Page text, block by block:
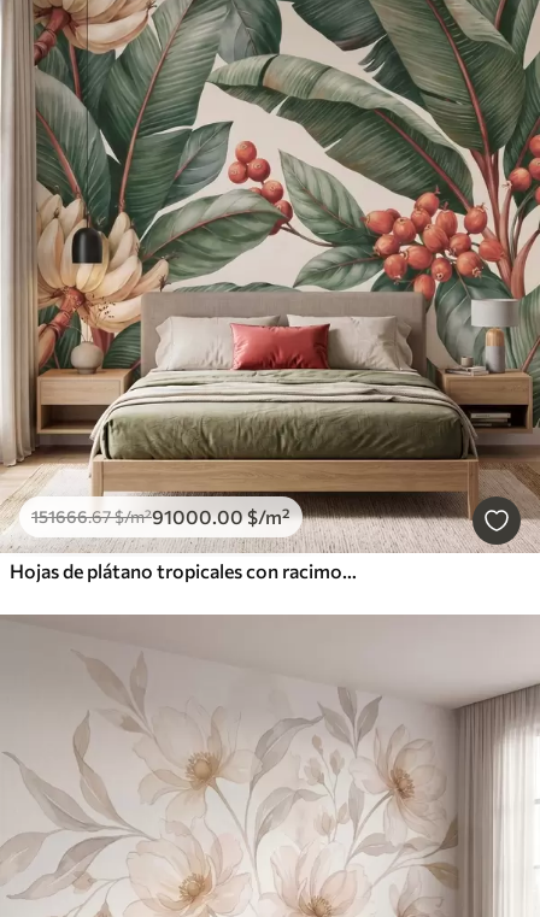
151666.67$/m²91000.00$/m²
Hojas de plátano tropicales con racimos de bayas de café rojas, estilo acuarela